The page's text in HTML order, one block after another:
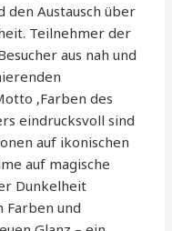
den Austausch über
Teilnehmer der
aus nah und
‚Farben des
eindrucksvoll sind
auf ikonischen
auf magische
Dunkelheit
und